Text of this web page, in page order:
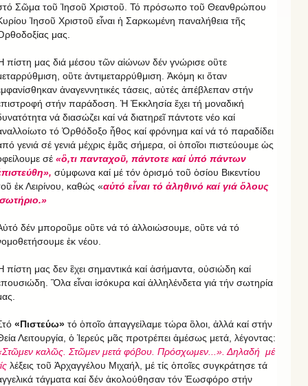
Σῶμα τοῦ Ἰησοῦ Χριστοῦ. Τό πρόσωπο τοῦ Θεανθρώπου
Ἰησοῦ Χριστοῦ εἶναι ἡ Σαρκωμένη παναλήθεια τῆς
μας.
πίστη μας διά μέσου τῶν αἰώνων δέν γνώρισε οὒτε
οὒτε ἀντιμεταρρύθμιση. Ἀκόμη κι ὅταν
ἀναγεννητικές τάσεις, αὐτές ἀπέβλεπαν στήν
στήν παράδοση. Ἡ Ἐκκλησία ἔχει τή μοναδική
νά διασώζει καί νά διατηρεῖ πάντοτε νέο καί
τό Ὀρθόδοξο ἦθος καί φρόνημα καί νά τό παραδίδει
γενιά σέ γενιά μέχρις ἐμᾶς σήμερα, οἱ ὁποῖοι πιστεύουμε ὡς
σέ «ὃ,τι πανταχοῦ, πάντοτε καί ὑπό πάντων
σύμφωνα καί μέ τόν ὁρισμό τοῦ ὁσίου Βικεντίου
ἐκ Λειρίνου, καθώς «αὐτό εἶναι τό ἀληθινό καί γιά ὅλους
δέν μποροῦμε οὒτε νά τό ἀλλοιώσουμε, οὒτε νά τό
ἐκ νέου.
πίστη μας δεν ἒχει σημαντικά καί ἀσήμαντα, οὐσιώδη καί
Ὃλα εἶναι ἰσόκυρα καί ἀλληλένδετα γιά τήν σωτηρία
«Πιστεύω» τό ὁποῖο ἀπαγγείλαμε τώρα ὃλοι, ἀλλά καί στήν
Λειτουργία, ὁ Ἱερεύς μᾶς προτρέπει ἀμέσως μετά, λέγοντας:
καλῶς. Στῶμεν μετά φόβου. Πρόσχωμεν...». Δηλαδή μέ
λέξεις τοῦ Ἀρχαγγέλου Μιχαήλ, μέ τίς ὁποῖες συγκράτησε τά
τάγματα καί δέν ἀκολούθησαν τόν Ἑωσφόρο στήν